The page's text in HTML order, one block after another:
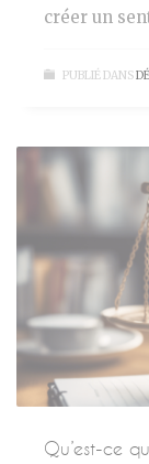
créer un
PUBLIÉ DANS
Qu’est-ce